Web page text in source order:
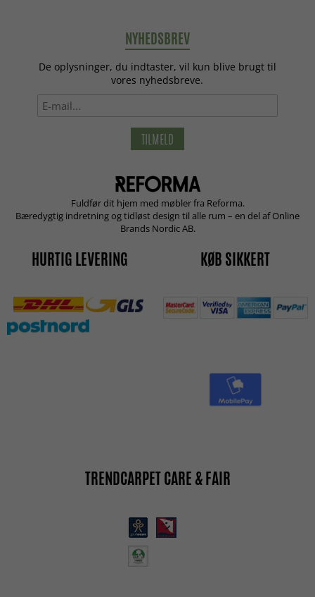
NYHEDSBREV
De oplysninger, du indtaster, vil kun blive brugt til
vores nyhedsbreve.
TILMELD
Fuldfør dit hjem med møbler fra Reforma.
Bæredygtig indretning og tidløst design til alle rum – en del af Online
Brands Nordic AB.
HURTIG LEVERING KØB SIKKERT
TRENDCARPET CARE & FAIR